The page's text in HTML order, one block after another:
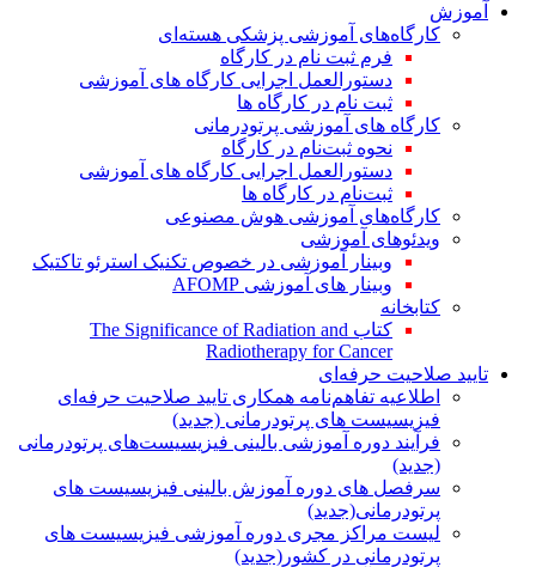
آموزش
کارگاه‌های آموزشی پزشکی هسته‌ای
فرم ثبت نام در کارگاه
دستورالعمل اجرایی کارگاه های آموزشی
ثبت نام در کارگاه ها
کارگاه های آموزشی پرتودرمانی
نحوه ثبت‌نام در کارگاه
دستورالعمل اجرایی کارگاه های آموزشی
ثبت‌نام در کارگاه ها
کارگاه‌های آموزشی هوش مصنوعی
ویدئوهای آموزشی
وبینار آموزشی در خصوص تکنیک استرئو تاکتیک
وبینار های آموزشی AFOMP
کتابخانه
کتاب The Significance of Radiation and
Radiotherapy for Cancer
تایید صلاحیت حرفه‌ای
اطلاعیه تفاهم‌نامه همکاری تایید صلاحیت حرفه‌ای
فیزیسیست های پرتودرمانی (جدید)
فرآیند دوره آموزشی بالینی فیزیسیست‌های پرتودرمانی
(جدید)
سرفصل های دوره آموزش بالینی فیزیسیست های
پرتودرمانی(جدید)
لیست مراکز مجری دوره آموزشی فیزیسیست های
پرتودرمانی در کشور(جدید)